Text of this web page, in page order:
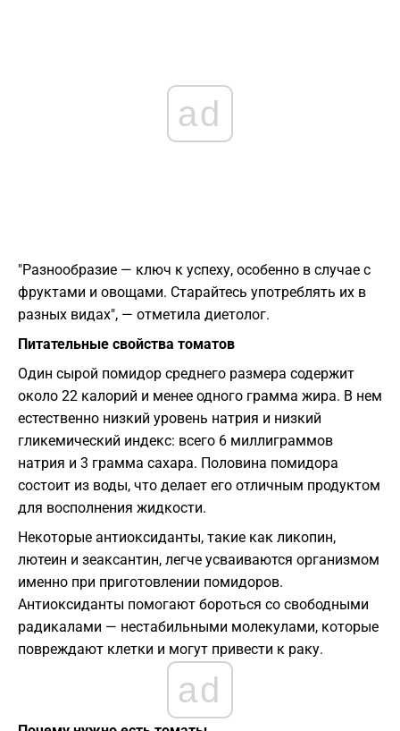
ad
"Разнообразие — ключ к успеху, особенно в случае с
фруктами и овощами. Старайтесь употреблять их в
разных видах", — отметила диетолог.
Питательные свойства томатов
Один сырой помидор среднего размера содержит
около 22 калорий и менее одного грамма жира. В нем
естественно низкий уровень натрия и низкий
гликемический индекс: всего 6 миллиграммов
натрия и 3 грамма сахара. Половина помидора
состоит из воды, что делает его отличным продуктом
для восполнения жидкости.
Некоторые антиоксиданты, такие как ликопин,
лютеин и зеаксантин, легче усваиваются организмом
именно при приготовлении помидоров.
Антиоксиданты помогают бороться со свободными
радикалами — нестабильными молекулами, которые
повреждают клетки и могут привести к раку.
ad